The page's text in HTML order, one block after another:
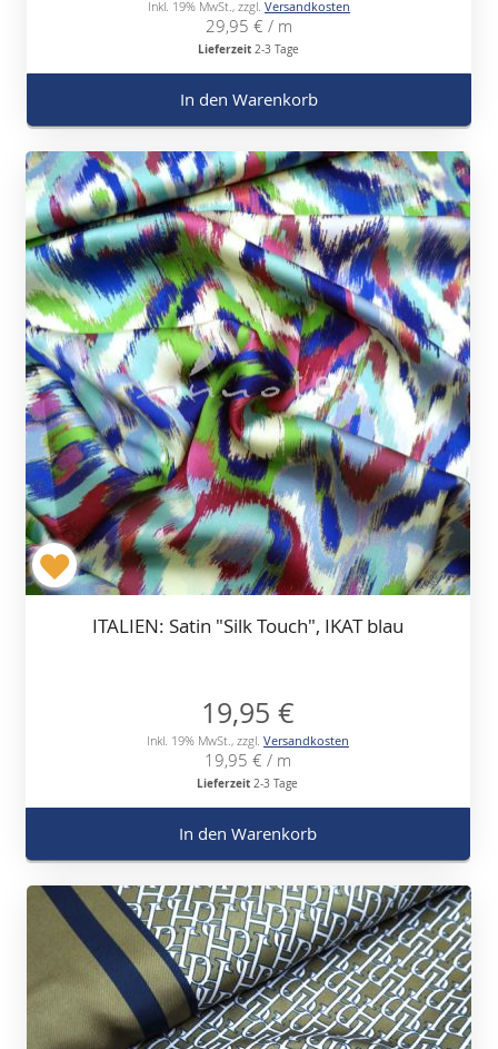
Inkl. 19% MwSt. , zzgl. Versandkosten
29,95 € / m
Lieferzeit 2-3 Tage
In den Warenkorb
ITALIEN: Satin "Silk Touch", IKAT blau
19,95 €
Inkl. 19% MwSt., zzgl. Versandkosten
19,95 € / m
Lieferzeit 2-3 Tage
In den Warenkorb